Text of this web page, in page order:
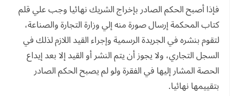
فإذا أصبح الحكم الصادر بإخراج الشريك نهائيا وجب علي قلم
كتاب المحكمة إرسال صورة منه إلي وزارة التجارة والصناعة،
لتقوم بنشره في الجريدة الرسمية وإجراء القيد اللازم لذلك في
السجل التجاري، ولا يجوز أن يتم النشر أو القيد إلا بعد إيداع
الحصة المشار إليها في الفقرة ولو لم يصبح الحكم الصادر
بتقييمها نهائيا.